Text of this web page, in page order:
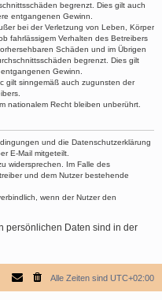
begrenzt. Dies gilt auch
entgangenen Gewinn.
bei der Verletzung von Leben, Körper
fahrlässigem Verhalten des Betreibers
Schäden und im Übrigen
begrenzt. Dies gilt
Gewinn.
gilt sinngemäß auch zugunsten der
nationalem Recht bleiben unberührt.
und die Datenschutzerklärung
E-Mail mitgeteilt.
widersprechen. Im Falle des
und dem Nutzer bestehende
wenn der Nutzer den
persönlichen Daten sind in der
Alle Zeiten sind UTC+02:00